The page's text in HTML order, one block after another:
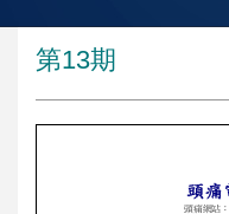
第13期